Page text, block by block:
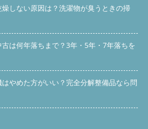
。 破損部品交換後の変化 交換後は樹脂破
水時の異音も完全に解消。乾燥時の温度
んわりになりました。 お客様からは
・志木市で同様の症状が増えている理由
の依頼が増えています。理由は以下の通
朝霞市でも同様の事例が出ています。 交
こるリスク 部品破損が拡大 洗濯槽のバ
振動 モーターや軸受けへの負担増 修理費
燥しない原因は？洗濯物が臭うときの掃
古は何年落ちまで？3年・5年・7年落ちを
やめた方がいい？完全分解整備品なら問